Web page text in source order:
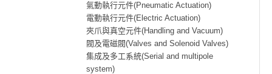
氣動執行元件(Pneumatic Actuation)
電動執行元件(Electric Actuation)
夾爪與真空元件(Handling and Vacuum)
閥及電磁閥(Valves and Solenoid Valves)
集成及多工系統(Serial and multipole
system)